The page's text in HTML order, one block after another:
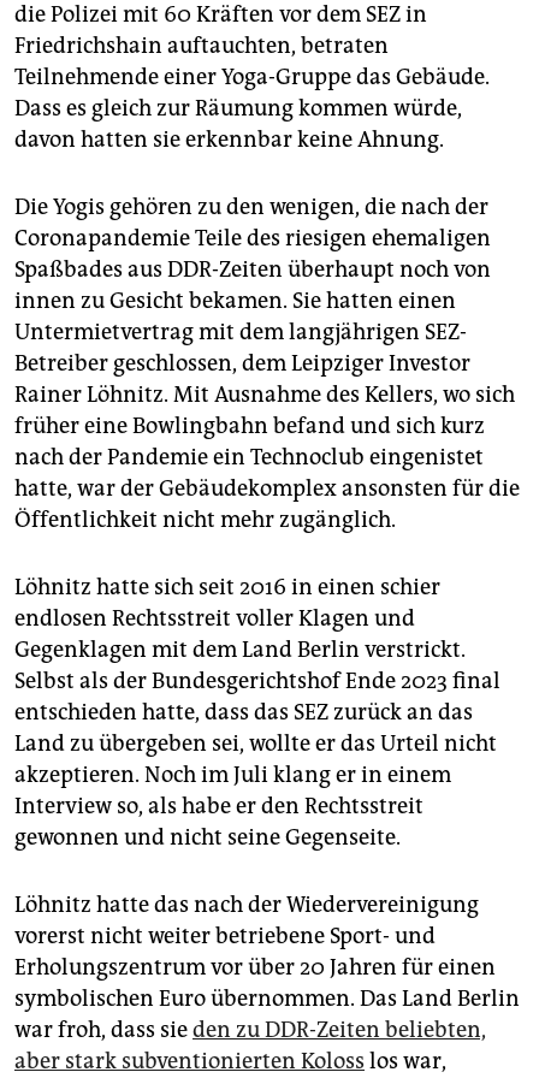
genossenschaft
epaper login
die Polizei mit 60 Kräften vor dem SEZ in
Friedrichshain auftauchten, betraten
Teilnehmende einer Yoga-Gruppe das Gebäude.
Dass es gleich zur Räumung kommen würde,
davon hatten sie erkennbar keine Ahnung.
Die Yogis gehören zu den wenigen, die nach der
Coronapandemie Teile des riesigen ehemaligen
Spaßbades aus DDR-Zeiten überhaupt noch von
innen zu Gesicht bekamen. Sie hatten einen
Untermietvertrag mit dem langjährigen SEZ-
Betreiber geschlossen, dem Leipziger Investor
Rainer Löhnitz. Mit Ausnahme des Kellers, wo sich
früher eine Bowlingbahn befand und sich kurz
nach der Pandemie ein Technoclub eingenistet
hatte, war der Gebäudekomplex ansonsten für die
Öffentlichkeit nicht mehr zugänglich.
Löhnitz hatte sich seit 2016 in einen schier
endlosen Rechtsstreit voller Klagen und
Gegenklagen mit dem Land Berlin verstrickt.
Selbst als der Bundesgerichtshof Ende 2023 final
entschieden hatte, dass das SEZ zurück an das
Land zu übergeben sei, wollte er das Urteil nicht
akzeptieren. Noch im Juli klang er in einem
Interview so, als habe er den Rechtsstreit
gewonnen und nicht seine Gegenseite.
Löhnitz hatte das nach der Wiedervereinigung
vorerst nicht weiter betriebene Sport- und
Erholungszentrum vor über 20 Jahren für einen
symbolischen Euro übernommen. Das Land Berlin
war froh, dass sieden zu DDR-Zeiten beliebten,
aber stark subventionierten Koloss los war,